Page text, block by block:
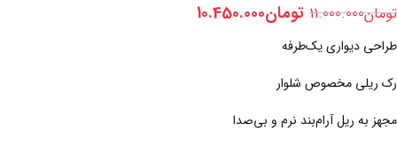
تومان11.000.000 تومان10.450.000
طراحی دیواری یک‌طرفه
رک ریلی مخصوص شلوار
مجهز به ریل آرام‌بند نرم و بی‌صدا